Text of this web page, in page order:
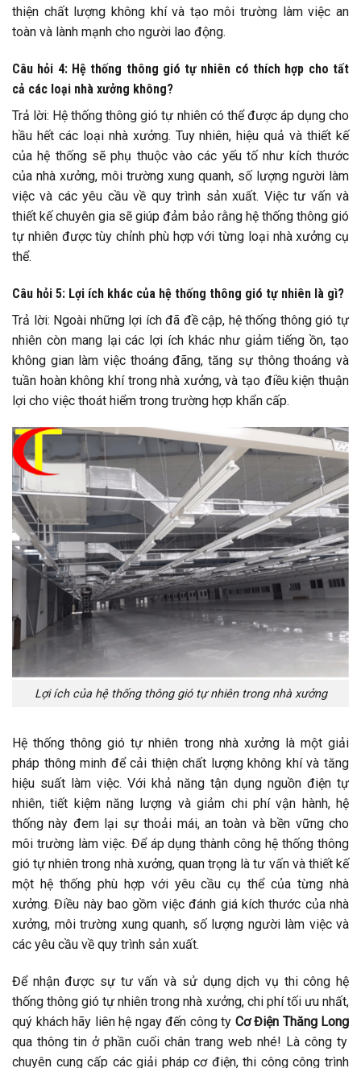
thiện chất lượng không khí và tạo môi trường làm việc an
toàn và lành mạnh cho người lao động.
Câu hỏi 4: Hệ thống thông gió tự nhiên có thích hợp cho tất
cả các loại nhà xưởng không?
Trả lời: Hệ thống thông gió tự nhiên có thể được áp dụng cho
hầu hết các loại nhà xưởng. Tuy nhiên, hiệu quả và thiết kế
của hệ thống sẽ phụ thuộc vào các yếu tố như kích thước
của nhà xưởng, môi trường xung quanh, số lượng người làm
việc và các yêu cầu về quy trình sản xuất. Việc tư vấn và
thiết kế chuyên gia sẽ giúp đảm bảo rằng hệ thống thông gió
tự nhiên được tùy chỉnh phù hợp với từng loại nhà xưởng cụ
thể.
Câu hỏi 5: Lợi ích khác của hệ thống thông gió tự nhiên là gì?
Trả lời: Ngoài những lợi ích đã đề cập, hệ thống thông gió tự
nhiên còn mang lại các lợi ích khác như giảm tiếng ồn, tạo
không gian làm việc thoáng đãng, tăng sự thông thoáng và
tuần hoàn không khí trong nhà xưởng, và tạo điều kiện thuận
lợi cho việc thoát hiểm trong trường hợp khẩn cấp.
Lợi ích của hệ thống thông gió tự nhiên trong nhà xưởng
Hệ thống thông gió tự nhiên trong nhà xưởng là một giải
pháp thông minh để cải thiện chất lượng không khí và tăng
hiệu suất làm việc. Với khả năng tận dụng nguồn điện tự
nhiên, tiết kiệm năng lượng và giảm chi phí vận hành, hệ
thống này đem lại sự thoải mái, an toàn và bền vững cho
môi trường làm việc. Để áp dụng thành công hệ thống thông
gió tự nhiên trong nhà xưởng, quan trọng là tư vấn và thiết kế
một hệ thống phù hợp với yêu cầu cụ thể của từng nhà
xưởng. Điều này bao gồm việc đánh giá kích thước của nhà
xưởng, môi trường xung quanh, số lượng người làm việc và
các yêu cầu về quy trình sản xuất.
Để nhận được sự tư vấn và sử dụng dịch vụ thi công hệ
thống thông gió tự nhiên trong nhà xưởng, chi phí tối ưu nhất,
quý khách hãy liên hệ ngay đến công ty Cơ Điện Thăng Long
qua thông tin ở phần cuối chân trang web nhé! Là công ty
chuyên cung cấp các giải pháp cơ điện, thi công công trình